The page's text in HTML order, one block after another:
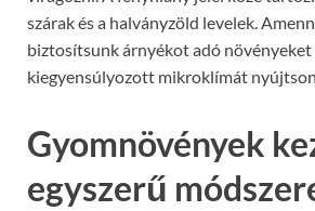
szárak és a halványzöld levelek.
biztosítsunk árnyékot adó növényeket
kiegyensúlyozott mikroklímát
Gyomnövények
egyszerű